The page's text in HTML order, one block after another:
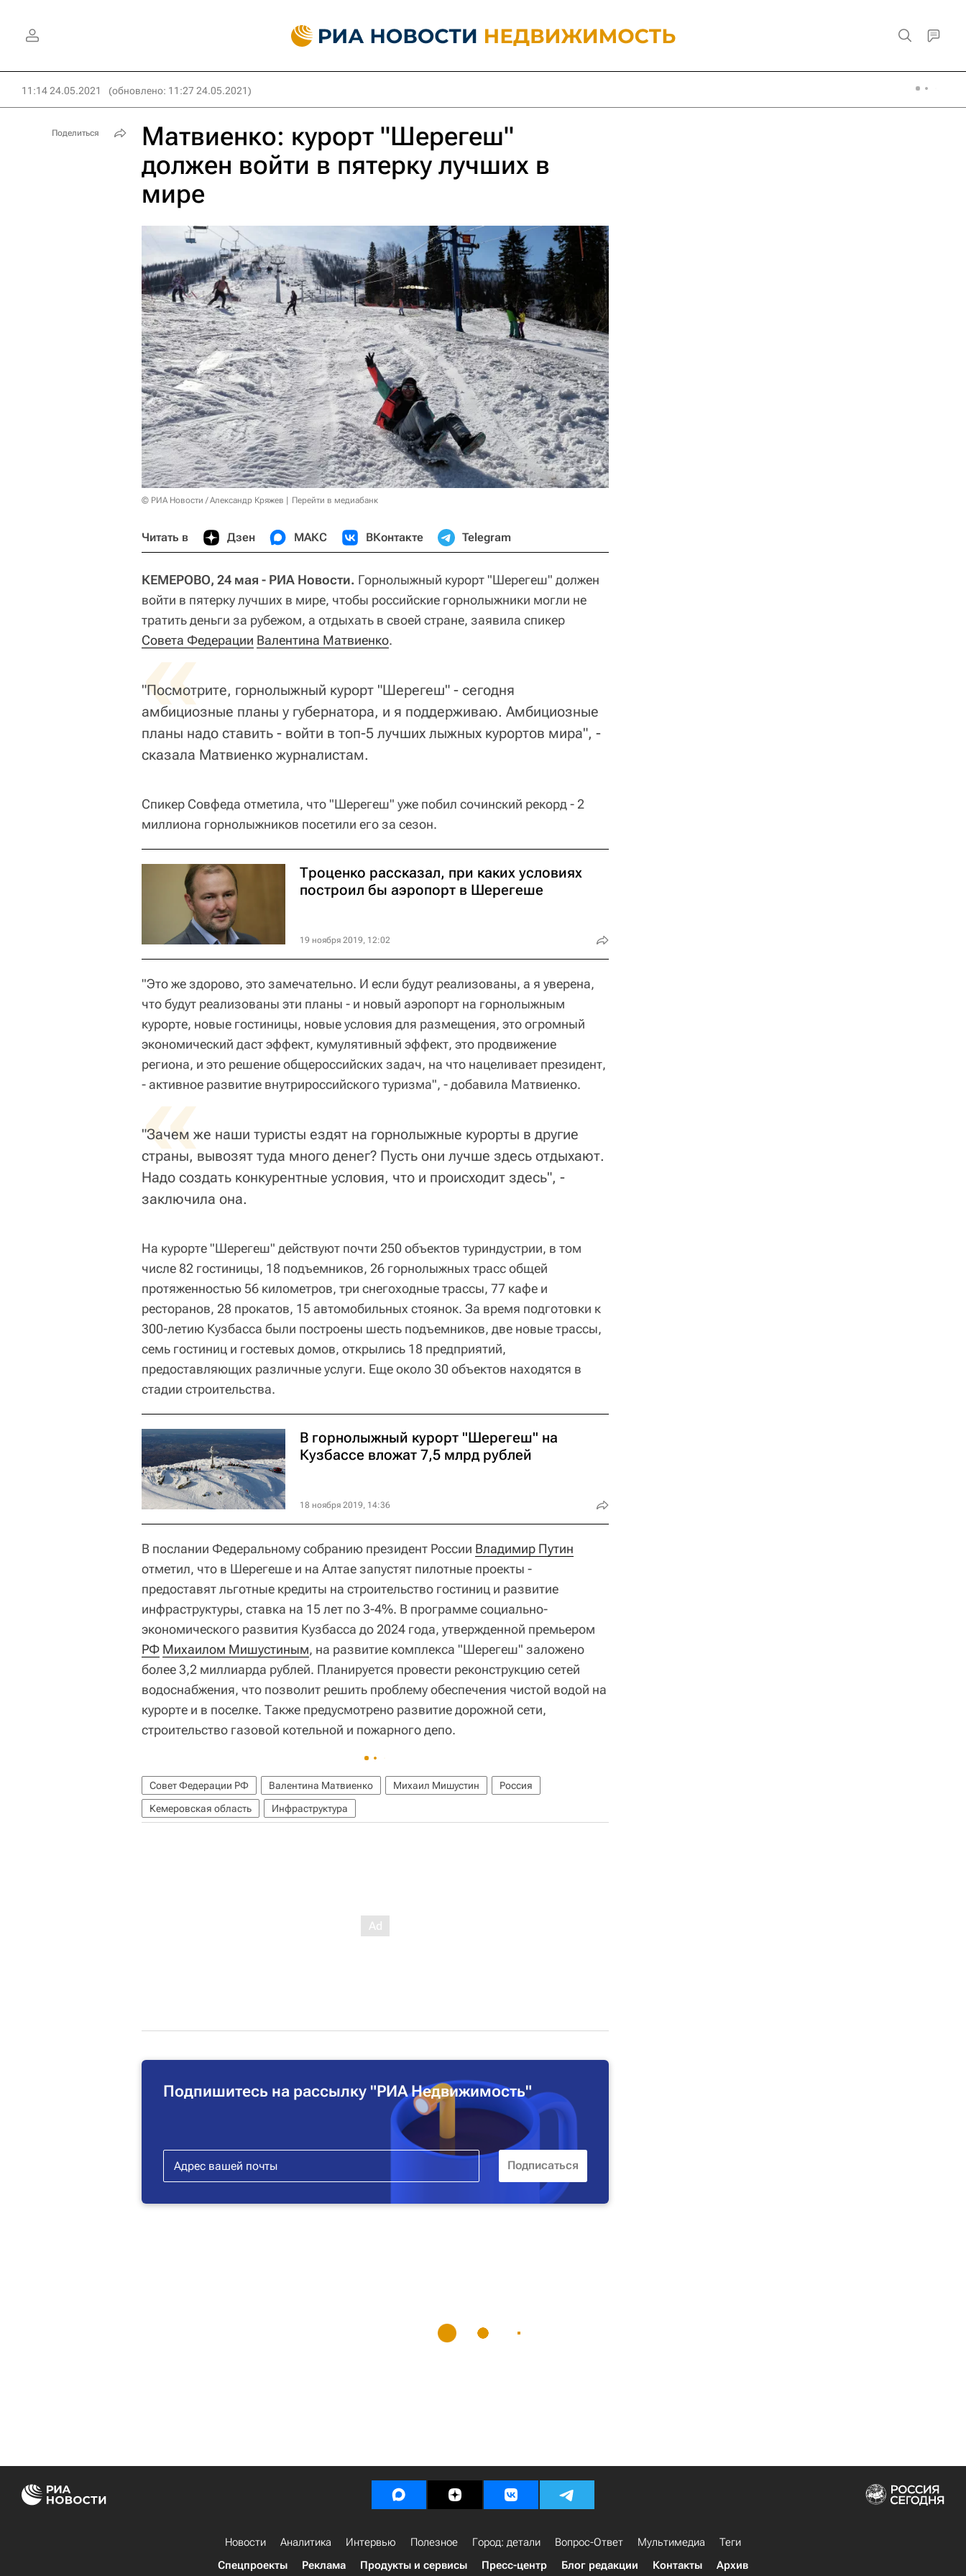
11:14 24.05.2021 (обновлено: 11:27 24.05.2021)
Матвиенко: курорт "Шерегеш"
должен войти в пятерку лучших в
мире
© РИА Новости / Александр Кряжев Перейти в медиабанк
Читать в Дзен МАКС ВКонтакте Telegram
КЕМЕРОВО, 24 мая - РИА Новости. Горнолыжный курорт "Шерегеш" должен
войти в пятерку лучших в мире, чтобы российские горнолыжники могли не
тратить деньги за рубежом, а отдыхать в своей стране, заявила спикер
Совета Федерации Валентина Матвиенко.
«
"Посмотрите, горнолыжный курорт "Шерегеш" - сегодня
амбициозные планы у губернатора, и я поддерживаю. Амбициозные
планы надо ставить - войти в топ-5 лучших лыжных курортов мира", -
сказала Матвиенко журналистам.
Спикер Совфеда отметила, что "Шерегеш" уже побил сочинский рекорд - 2
миллиона горнолыжников посетили его за сезон.
Троценко рассказал, при каких условиях
построил бы аэропорт в Шерегеше
19 ноября 2019, 12:02
"Это же здорово, это замечательно. И если будут реализованы, а я уверена,
что будут реализованы эти планы - и новый аэропорт на горнолыжным
курорте, новые гостиницы, новые условия для размещения, это огромный
экономический даст эффект, кумулятивный эффект, это продвижение
региона, и это решение общероссийских задач, на что нацеливает президент,
- активное развитие внутрироссийского туризма", - добавила Матвиенко.
«
"Зачем же наши туристы ездят на горнолыжные курорты в другие
страны, вывозят туда много денег? Пусть они лучше здесь отдыхают.
Надо создать конкурентные условия, что и происходит здесь", -
заключила она.
На курорте "Шерегеш" действуют почти 250 объектов туриндустрии, в том
числе 82 гостиницы, 18 подъемников, 26 горнолыжных трасс общей
протяженностью 56 километров, три снегоходные трассы, 77 кафе и
ресторанов, 28 прокатов, 15 автомобильных стоянок. За время подготовки к
300-летию Кузбасса были построены шесть подъемников, две новые трассы,
семь гостиниц и гостевых домов, открылись 18 предприятий,
предоставляющих различные услуги. Еще около 30 объектов находятся в
стадии строительства.
В горнолыжный курорт "Шерегеш" на
Кузбассе вложат 7,5 млрд рублей
18 ноября 2019, 14:36
В послании Федеральному собранию президент России Владимир Путин
отметил, что в Шерегеше и на Алтае запустят пилотные проекты -
предоставят льготные кредиты на строительство гостиниц и развитие
инфраструктуры, ставка на 15 лет по 3-4%. В программе социально-
экономического развития Кузбасса до 2024 года, утвержденной премьером
РФ Михаилом Мишустиным, на развитие комплекса "Шерегеш" заложено
более 3,2 миллиарда рублей. Планируется провести реконструкцию сетей
водоснабжения, что позволит решить проблему обеспечения чистой водой на
курорте и в поселке. Также предусмотрено развитие дорожной сети,
строительство газовой котельной и пожарного депо.
Совет Федерации РФ Валентина Матвиенко Михаил Мишустин
Россия
Кемеровская область
Инфраструктура
Подпишитесь на рассылку "РИА Недвижимость"
Поделиться
Новости Аналитика Интервью Полезное Город: детали Вопрос-Ответ Мультимедиа
Теги
Спецпроекты
Реклама Продукты и сервисы Пресс-центр Блог редакции Контакты Архив